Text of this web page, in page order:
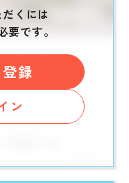
くには
です。
録
ン